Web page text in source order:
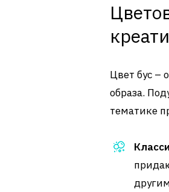
Цвет бус –
образа.
тематике